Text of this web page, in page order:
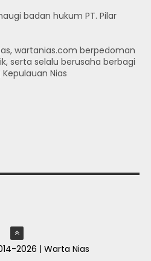
badan hukum PT. Pilar
wartanias.com berpedoman
serta selalu berusaha berbagi
Nias
2026 | Warta Nias